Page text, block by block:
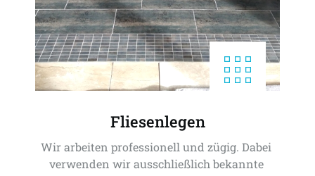
Fliesenlegen
Wir arbeiten professionell und zügig. Dabei
verwenden wir ausschließlich bekannte